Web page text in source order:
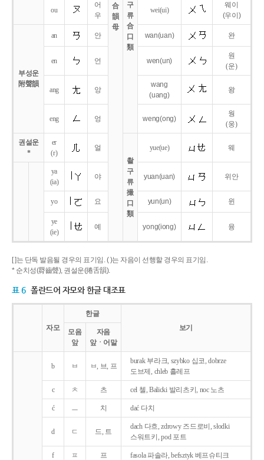
合
韻
母
구
류
合
口
類
ou
어
우
wei(ui)
웨이
(우이)
부성운
附聲韻
an 안 wan(uan) 완
en 언 wen(un)
원
(운)
ang 앙
wang
(uang)
왕
eng 엉 weng(ong)
웡
(웅)
권설운
*
er
(r)
얼
촬
구
류
撮
口
類
yue(ue) 웨
ya
(ia)
야 yuan(uan) 위안
yo 요 yun(un) 윈
ye
(ie)
예 yong(iong) 융
[ ]는 단독 발음될 경우의 표기임. ( )는 자음이 선행할 경우의 표기임.
* 순치성(脣齒聲), 권설운(捲舌韻).
표 6 폴란드어 자모와 한글 대조표
자모
한글
보기
모음
앞
자음
앞ㆍ어말
b ㅂ ㅂ, 브, 프
burak 부라크, szybko 십코, dobrze
도브제, chleb 흘레프
c ㅊ 츠 cel 첼, Balicki 발리츠키, noc 노츠
ć ㅡ 치 dać 다치
d ㄷ 드, 트
dach 다흐, zdrowy 즈드로비, słodki
스워트키, pod 포트
f ㅍ 프 fasola 파솔라, befsztyk 베프슈티크